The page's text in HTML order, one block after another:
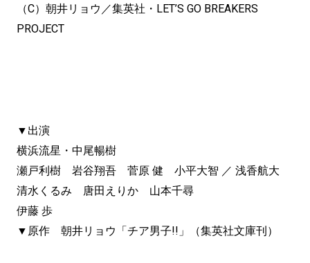
（C）朝井リョウ／集英社・LET’S GO BREAKERS
PROJECT
▼出演
横浜流星・中尾暢樹
瀬戸利樹 岩谷翔吾 菅原 健 小平大智 ／ 浅香航大
清水くるみ 唐田えりか 山本千尋
伊藤 歩
▼原作 朝井リョウ「チア男子!!」（集英社文庫刊）